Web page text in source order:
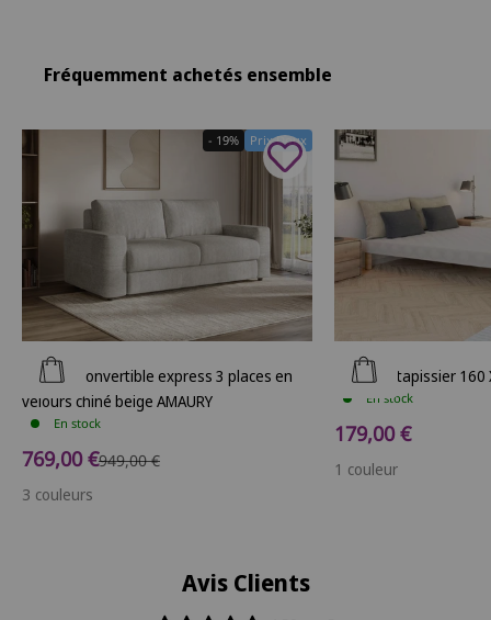
Fréquemment achetés ensemble
Prix Doux
- 19%
Ajouter au panier
Canapé convertible express 3 places en
velours chiné beige AMAURY
En stock
Prix de vente
769,00 €Prix normal
949,00 €
3 couleurs
Ajouter au panier
Sommier tapissier
En stock
Prix de vente
179,00 €
1 couleur
Avis Clients